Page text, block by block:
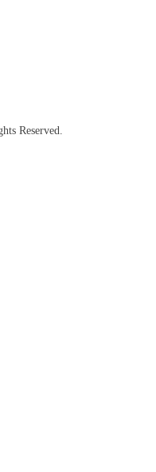
Reserved.